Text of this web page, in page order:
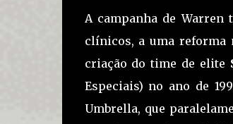
A campanha de Warren
clínicos, a uma reforma
criação do time de elite
Especiais) no ano de
Umbrella, que